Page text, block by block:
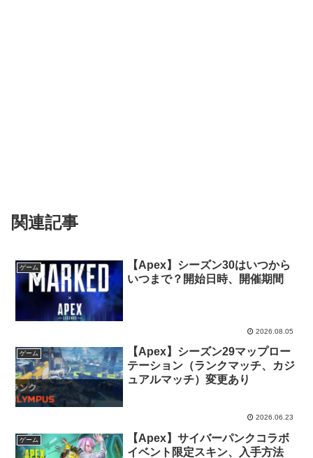
関連記事
ゲーム
【Apex】シーズン30はいつから
いつまで？開始日時、開催期間
2026.08.05
ゲーム
【Apex】シーズン29マップロー
テーション（ランクマッチ、カジ
ュアルマッチ）変更あり
2026.06.23
ゲーム
【Apex】サイバーパンクコラボ
イベント限定スキン、入手方法